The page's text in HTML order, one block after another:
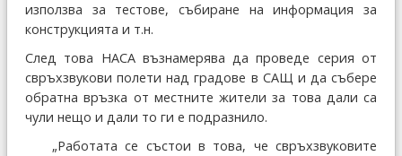
използва за тестове, събиране на информация за
конструкцията и т.н.
След това НАСА възнамерява да проведе серия от
свръхзвукови полети над градове в САЩ и да събере
обратна връзка от местните жители за това дали са
чули нещо и дали то ги е подразнило.
„Работата се състои в това, че свръхзвуковите